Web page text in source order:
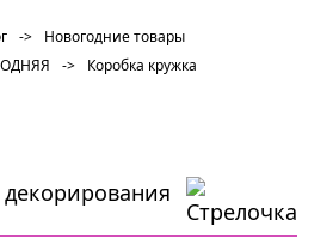
->
Новогодние товары
-> Коробка кружка